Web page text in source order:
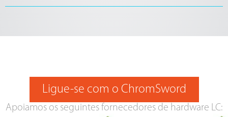
Ligue-se com o ChromSword
Apoiamos os seguintes fornecedores de hardware LC: